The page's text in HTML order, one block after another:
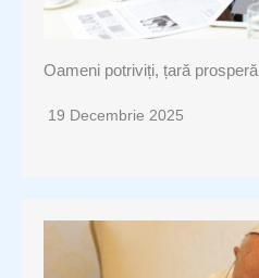
Oameni potriviți, țară prosperă
19 Decembrie 2025